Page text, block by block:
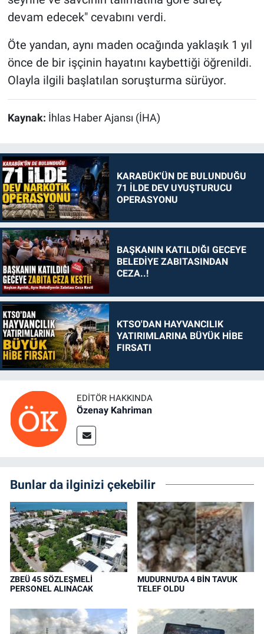
devam edecek" cevabını verdi.
Öte yandan, aynı maden ocağında yaklaşık 1 yıl
önce de bir işçinin hayatını kaybettiği öğrenildi.
Olayla ilgili başlatılan soruşturma sürüyor.
Kaynak: İhlas Haber Ajansı (İHA)
KARABÜK'ÜN DE BULUNDUĞU
71 İLDE DEV UYUŞTURUCU
OPERASYONU
BAŞKANIN KATILDIĞI GECEYE
BELEDİYE ZABITASINDAN
CEZA..!
KTSO'DAN HAYVANCILIK
YATIRIMLARINA BÜYÜK HİBE
FIRSATI
EDITÖR HAKKINDA
Özenay Kahriman
Bunlar da ilginizi çekebilir
ZBEÜ 45 SÖZLEŞMELİ
PERSONEL ALINACAK
MUDURNU'DA 4 BİN TAVUK
TELEF OLDU